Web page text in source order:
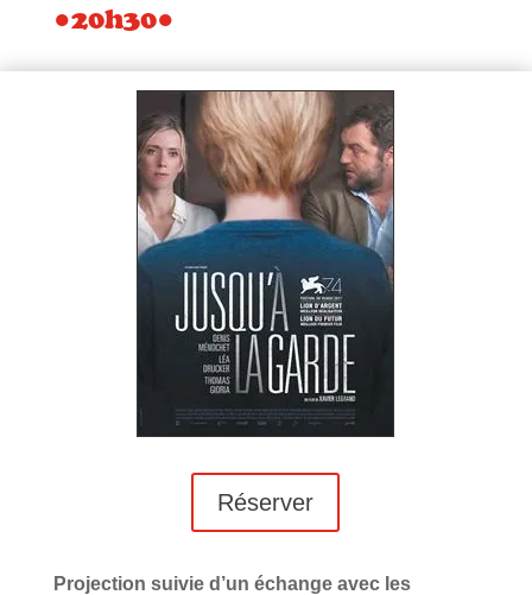
●20h30●
Réserver
Projection suivie d’un échange avec les